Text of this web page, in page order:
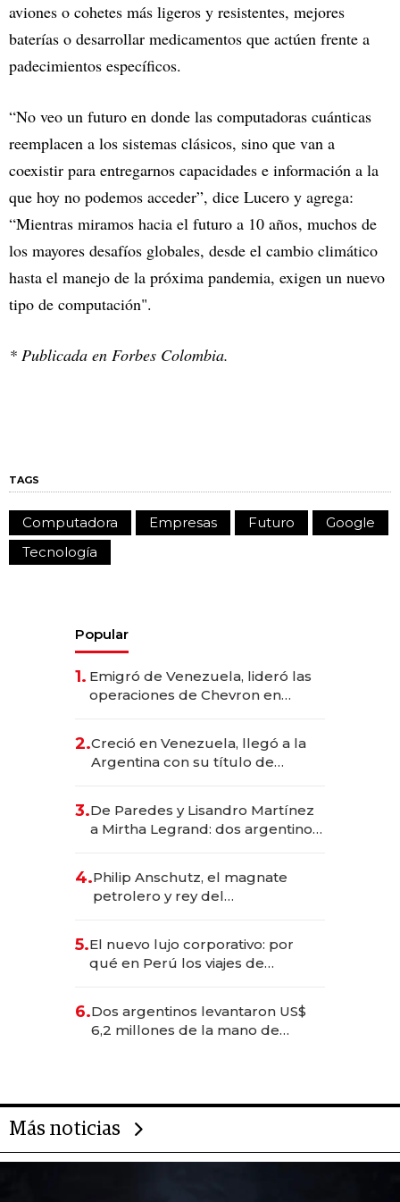
aviones o cohetes más ligeros y resistentes, mejores
baterías o desarrollar medicamentos que actúen frente a
padecimientos específicos.
“No veo un futuro en donde las computadoras cuánticas
reemplacen a los sistemas clásicos, sino que van a
coexistir para entregarnos capacidades e información a la
que hoy no podemos acceder”, dice Lucero y agrega:
“Mientras miramos hacia el futuro a 10 años, muchos de
los mayores desafíos globales, desde el cambio climático
hasta el manejo de la próxima pandemia, exigen un nuevo
tipo de computación".
* Publicada en Forbes Colombia.
TAGS
Computadora Empresas Futuro
Google
Tecnología
Popular
1. Emigró de Venezuela, lideró las
operaciones de Chevron en
2.Creció en Venezuela, llegó a la
Argentina con su título de
las marcas "fast premium"
3.De Paredes y Lisandro Martínez
a Mirtha Legrand: dos argentinos
4.Philip Anschutz, el magnate
petrolero y rey del
Fénix
5.El nuevo lujo corporativo: por
qué en Perú los viajes de
para convertirse en experiencias
transformadoras
6.Dos argentinos levantaron US$
6,2 millones de la mano de
Más noticias